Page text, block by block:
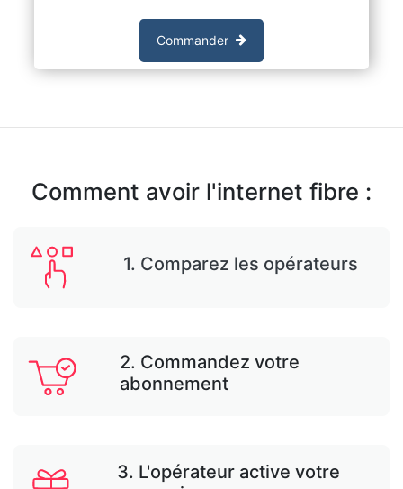
Commander
Comment avoir l'internet fibre :
1. Comparez les opérateurs
2. Commandez votre
abonnement
3. L'opérateur active votre